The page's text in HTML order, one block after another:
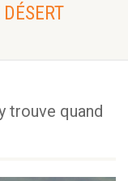
trouve quand